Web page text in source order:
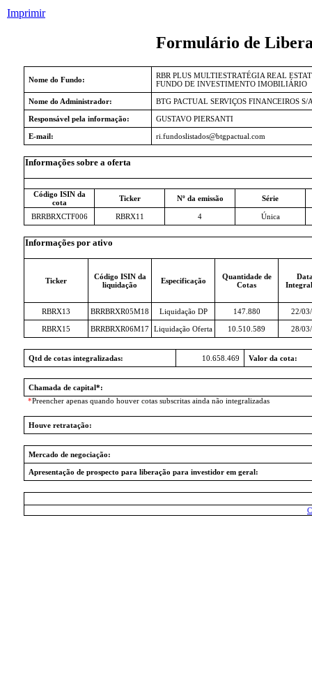
Imprimir
Formulário de
Nome do Fundo:
RBR PLUS MULTIESTRATÉGIA REAL
FUNDO DE INVESTIMENTO IMOBILIÁRIO
Nome do Administrador: BTG PACTUAL SERVIÇOS FINANCEIROS S/
Responsável pela informação: GUSTAVO PIERSANTI
E-mail: ri.fundoslistados@btgpactual.com
Informações sobre a oferta
Código ISIN da
cota
Ticker Nº da emissão Série
BRRBRXCTF006 RBRX11 4 Única
Informações por ativo
Ticker
Código ISIN da
liquidação
Especificação
Quantidade de
Cotas
RBRX13 BRRBRXR05M18 Liquidação DP 147.880 22/
RBRX15 BRRBRXR06M17 Liquidação Oferta 10.510.589 28/
Qtd de cotas integralizadas: 10.658.469 Valor da cota:
Chamada de capital*:
*Preencher apenas quando houver cotas subscritas ainda não integralizadas
Houve retratação:
Mercado de negociação:
Apresentação de prospecto para liberação para investidor em geral: